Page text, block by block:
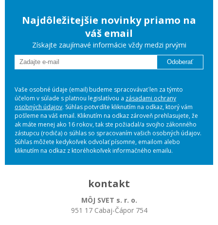
Najdôležitejšie novinky priamo na
váš email
Získajte zaujímavé informácie vždy medzi prvými
Odoberať
Vaše osobné údaje (email) budeme spracovávať len za týmto
účelom v súlade s platnou legislatívou a zásadami ochrany
osobných údajov. Súhlas potvrdíte kliknutím na odkaz, ktorý vám
pošleme na váš email. Kliknutím na odkaz zároveň prehlasujete, že
ak máte menej ako 16 rokov, tak ste požiadal/a svojho zákonného
zástupcu (rodiča) o súhlas so spracovaním vašich osobných údajov.
Súhlas môžete kedykoľvek odvolať písomne, emailom alebo
kliknutím na odkaz z ktoréhokoľvek informačného emailu.
kontakt
MÔJ SVET s. r. o.
951 17 Cabaj-Čápor 754